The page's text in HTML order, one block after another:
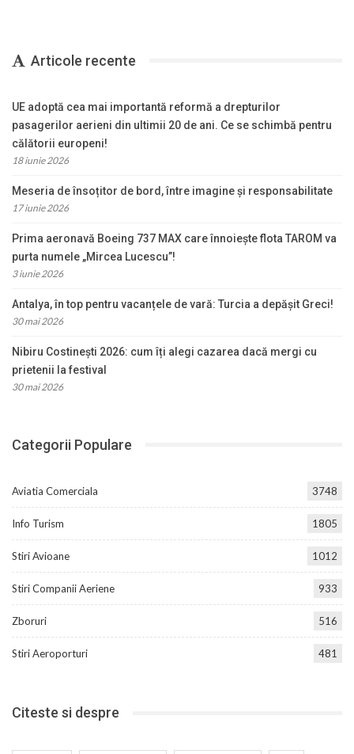
Articole recente
UE adoptă cea mai importantă reformă a drepturilor
pasagerilor aerieni din ultimii 20 de ani. Ce se schimbă pentru
călătorii europeni!
18 iunie 2026
Meseria de însoțitor de bord, între imagine și responsabilitate
17 iunie 2026
Prima aeronavă Boeing 737 MAX care înnoiește flota TAROM va
purta numele „Mircea Lucescu”!
3 iunie 2026
Antalya, în top pentru vacanțele de vară: Turcia a depășit Greci!
30 mai 2026
Nibiru Costinești 2026: cum îți alegi cazarea dacă mergi cu
prietenii la festival
30 mai 2026
Categorii Populare
Aviatia Comerciala 3748
Info Turism 1805
Stiri Avioane 1012
Stiri Companii Aeriene 933
Zboruri 516
Stiri Aeroporturi 481
Citeste si despre